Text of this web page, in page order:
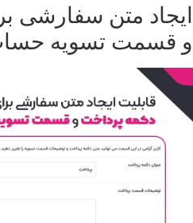
ایجاد متن سفارشی
و قسمت تسویه